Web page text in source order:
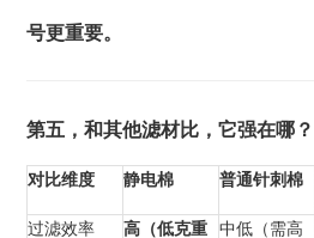
号更重要。
第五，和其他滤材比，它强在哪？
对比维度 静电棉 普通针刺棉
过滤效率
高（低克重 中低（需高